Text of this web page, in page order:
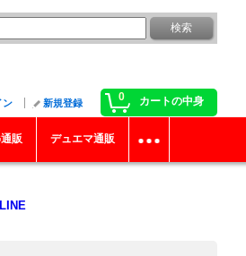
0 カートの中身
ン 新規登録
販 デュエマ通販